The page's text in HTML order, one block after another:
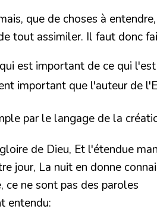
que de choses à
tout assimiler. Il faut donc
est important de ce qui
important que l'auteur de
par le langage de la
de Dieu, Et l'étendue
jour, La nuit en donne
ce ne sont pas des paroles
entendu: